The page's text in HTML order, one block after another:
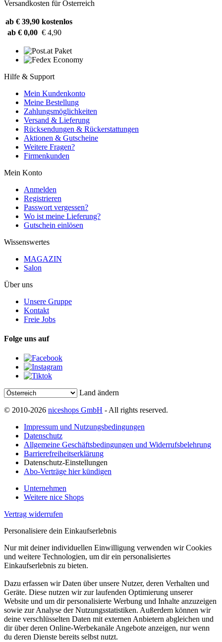
Versandkosten für Österreich
ab € 39,90 kostenlos
ab € 0,00 € 4,90
Hilfe & Support
Mein Kundenkonto
Meine Bestellung
Zahlungsmöglichkeiten
Versand & Lieferung
Rücksendungen & Rückerstattungen
Aktionen & Gutscheine
Weitere Fragen?
Firmenkunden
Mein Konto
Anmelden
Registrieren
Passwort vergessen?
Wo ist meine Lieferung?
Gutschein einlösen
Wissenswertes
MAGAZIN
Salon
Über uns
Unsere Gruppe
Kontakt
Freie Jobs
Folge uns auf
Land ändern
© 2010-2026 niceshops GmbH - All rights reserved.
Impressum und Nutzungsbedingungen
Datenschutz
Allgemeine Geschäftsbedingungen und Widerrufsbelehrung
Barrierefreiheitserklärung
Datenschutz-Einstellungen
Abo-Verträge hier kündigen
Unternehmen
Weitere nice Shops
Vertrag widerrufen
Personalisiere dein Einkaufserlebnis
Nur mit deiner individuellen Einwilligung verwenden wir Cookies
und weitere Technologien, um dir ein personalisiertes
Einkaufserlebnis zu bieten.
Dazu erfassen wir Daten über unsere Nutzer, deren Verhalten und
Geräte. Diese nutzen wir zur laufenden Optimierung unserer
Website und um dir personalisierte Werbung und Inhalte anzuzeigen
sowie zur Analyse der Nutzungsstatistiken. Außerdem können wir
deine verschlüsselten Daten mit externen Anbietern abgleichen und
dir über deren Online-Werbekanäle Angebote anzeigen, nur wenn
du deren Dienste bereits selbst nutzt.